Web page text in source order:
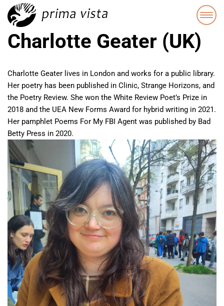
Charlotte Geater (UK)
Charlotte Geater lives in London and works for a public library.
Her poetry has been published in Clinic, Strange Horizons, and
the Poetry Review. She won the White Review Poet’s Prize in
2018 and the UEA New Forms Award for hybrid writing in 2021.
Her pamphlet Poems For My FBI Agent was published by Bad
Betty Press in 2020.